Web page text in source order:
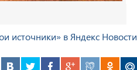
источники» в Яндекс Новости